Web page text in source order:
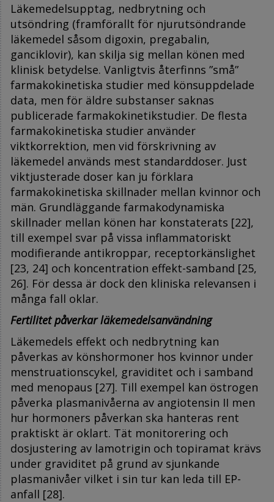
Läkemedelsupptag, nedbrytning och
utsöndring (framförallt för njurutsöndrande
läkemedel såsom digoxin, pregabalin,
ganciklovir), kan skilja sig mellan könen med
klinisk betydelse. Vanligtvis återfinns ”små”
farmakokinetiska studier med könsuppdelade
data, men för äldre substanser saknas
publicerade farmakokinetikstudier. De flesta
farmakokinetiska studier använder
viktkorrektion, men vid förskrivning av
läkemedel används mest standarddoser. Just
viktjusterade doser kan ju förklara
farmakokinetiska skillnader mellan kvinnor och
män. Grundläggande farmakodynamiska
skillnader mellan könen har konstaterats [22],
till exempel svar på vissa inflammatoriskt
modifierande antikroppar, receptorkänslighet
[23, 24] och koncentration effekt-samband [25,
26]. För dessa är dock den kliniska relevansen i
många fall oklar.
Fertilitet påverkar läkemedelsanvändning
Läkemedels effekt och nedbrytning kan
påverkas av könshormoner hos kvinnor under
menstruationscykel, graviditet och i samband
med menopaus [27]. Till exempel kan östrogen
påverka plasmanivåerna av angiotensin II men
hur hormoners påverkan ska hanteras rent
praktiskt är oklart. Tät monitorering och
dosjustering av lamotrigin och topiramat krävs
under graviditet på grund av sjunkande
plasmanivåer vilket i sin tur kan leda till EP-
anfall [28].